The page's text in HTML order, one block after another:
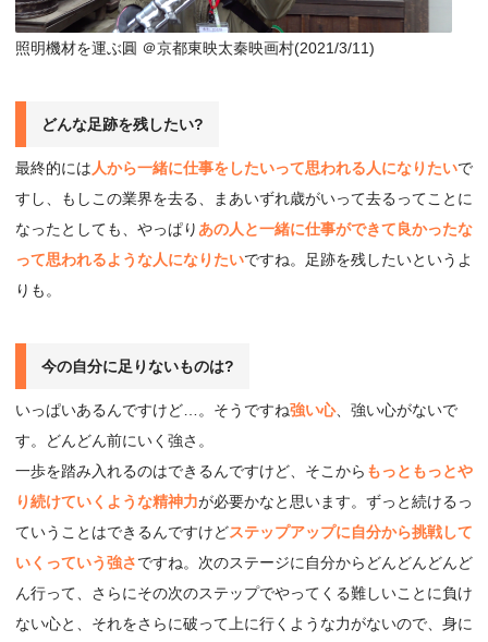
照明機材を運ぶ圓 ＠京都東映太秦映画村(2021/3/11)
どんな⾜跡を残したい?
最終的には 人から一緒に仕事をしたいって思われる人になりたいで
すし、もしこの業界を去る、まあいずれ歳がいって去るってことに
なったとしても、やっぱり あの人と一緒に仕事ができて良かったな
って思われるような人になりたいですね。足跡を残したいというよ
りも。
今の⾃分に⾜りないものは?
いっぱいあるんですけど…。そうですね強い心、強い心がないで
す。どんどん前にいく強さ。
一歩を踏み入れるのはできるんですけど、そこから もっともっとや
り続けていくような精神力が必要かなと思います。ずっと続けるっ
ていうことはできるんですけどステップアップに自分から挑戦して
いくっていう強さですね。次のステージに自分からどんどんどんど
ん行って、さらにその次のステップでやってくる難しいことに負け
ない心と、それをさらに破って上に行くような力がないので、身に